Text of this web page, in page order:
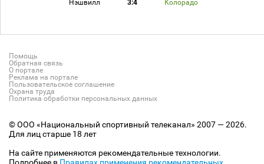
Нэшвилл 3:4 Колорадо
Помощь
Обратная связь
О портале
Реклама на портале
Пользовательское соглашение
Охрана труда
Политика обработки персональных данных
© ООО «Национальный спортивный телеканал» 2007 — 2026.
Для лиц старше 18 лет
На сайте применяются рекомендательные технологии.
Подробнее в Правилах применения рекомендательных